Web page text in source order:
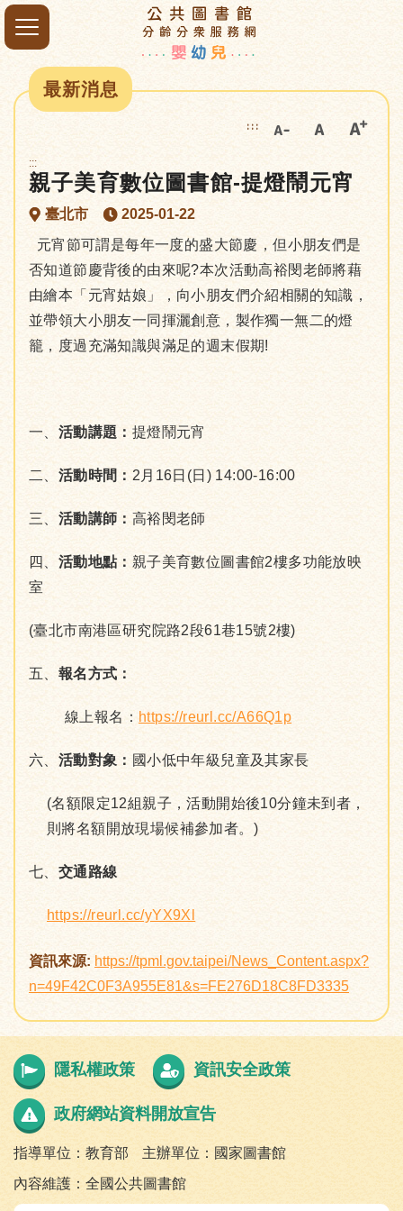
最新消息
:::
:::
親子美育數位圖書館-提燈鬧元宵
臺北市
2025-01-22
元宵節可謂是每年一度的盛大節慶，但小朋友們是
否知道節慶背後的由來呢?本次活動高裕閔老師將藉
由繪本「元宵姑娘」，向小朋友們介紹相關的知識，
並帶領大小朋友一同揮灑創意，製作獨一無二的燈
籠，度過充滿知識與滿足的週末假期!
一、 活動講題： 提燈鬧元宵
二、 活動時間： 2月16日(日) 14:00-16:00
三、 活動講師： 高裕閔老師
四、 活動地點： 親子美育數位圖書館2樓多功能放映
室
(臺北市南港區研究院路2段61巷15號2樓)
五、 報名方式：
線上報名： https://reurl.cc/A66Q1p
六、 活動對象： 國小低中年級兒童及其家長
(名額限定12組親子，活動開始後10分鐘未到者，
則將名額開放現場候補參加者。)
七、 交通路線
https://reurl.cc/yYX9Xl
資訊來源: https://tpml.gov.taipei/News_Content.aspx?
n=49F42C0F3A955E81&s=FE276D18C8FD3335
隱私權政策 資訊安全政策
政府網站資料開放宣告
指導單位：教育部
主辦單位：國家圖書館
內容維護：全國公共圖書館